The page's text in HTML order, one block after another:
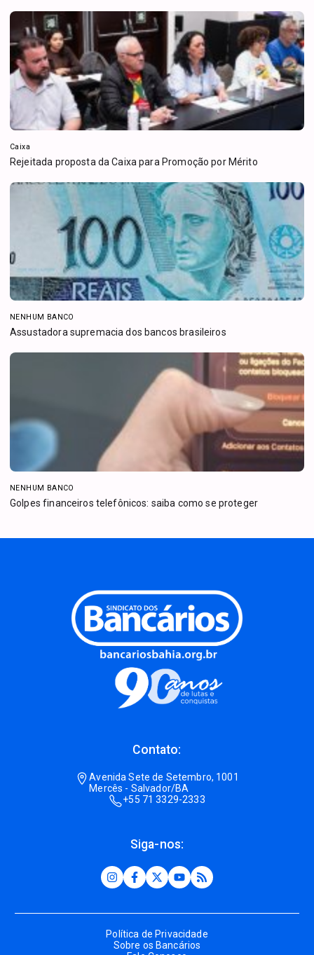
Caixa
Rejeitada proposta da Caixa para Promoção por Mérito
NENHUM BANCO
Assustadora supremacia dos bancos brasileiros
NENHUM BANCO
Golpes financeiros telefônicos: saiba como se proteger
Contato:
Avenida Sete de Setembro, 1001
Mercês - Salvador/BA
+55 71 3329-2333
Siga-nos:
Política de Privacidade
Sobre os Bancários